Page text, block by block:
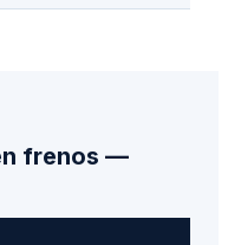
frenos —